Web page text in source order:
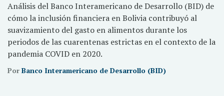
Análisis del Banco Interamericano de Desarrollo (BID) de
cómo la inclusión financiera en Bolivia contribuyó al
suavizamiento del gasto en alimentos durante los
periodos de las cuarentenas estrictas en el contexto de la
pandemia COVID en 2020.
Por Banco Interamericano de Desarrollo (BID)